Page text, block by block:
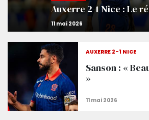
AUXERRE 2-1 NICE
Sanson : «
»
Auxerre 2-1 Nice : Le